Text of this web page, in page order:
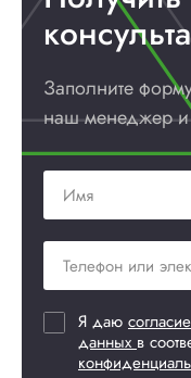
Заполните
наш менеджер и
Я даю
данных в